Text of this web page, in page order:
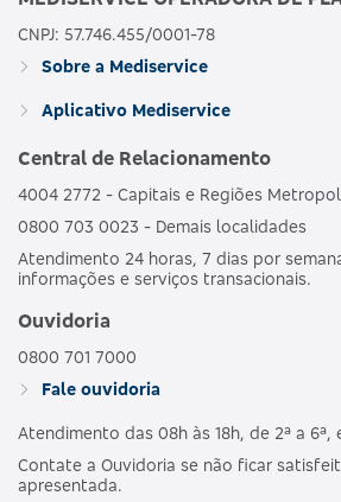
CNPJ: 57.746.455/0001-78
Sobre a Mediservice
Aplicativo Mediservice
Central de Relacionamento
4004 2772 - Capitais e Regiões
0800 703 0023 - Demais localidades
Atendimento 24 horas, 7 dias por
informações e serviços transacionais.
Ouvidoria
0800 701 7000
Fale ouvidoria
Atendimento das 08h às 18h, de 2ª a
Contate a Ouvidoria se não ficar
apresentada.